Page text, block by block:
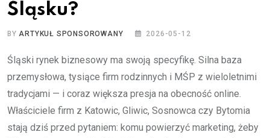
Śląsku?
BYARTYKUŁ SPONSOROWANY 2026-05-12
Śląski rynek biznesowy ma swoją specyfikę. Silna baza
przemysłowa, tysiące firm rodzinnych i MŚP z wieloletnimi
tradycjami — i coraz większa presja na obecność online.
Właściciele firm z Katowic, Gliwic, Sosnowca czy Bytomia
stają dziś przed pytaniem: komu powierzyć marketing, żeby